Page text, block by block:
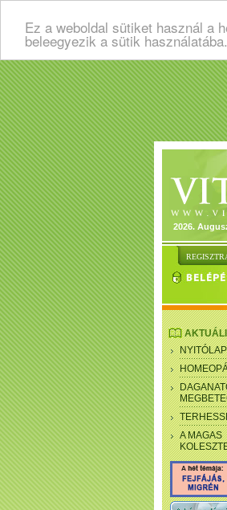
Ez a weboldal sütiket használ a
beleegyezik a sütik használatába.
2026.
NYITÓLAP
A MAGAS